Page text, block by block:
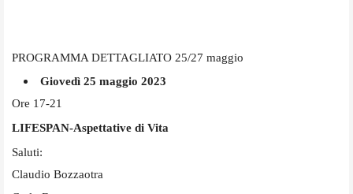
PROGRAMMA DETTAGLIATO 25/27 maggio
Giovedì 25 maggio 2023
Ore 17-21
LIFESPAN-Aspettative di Vita
Saluti:
Claudio Bozzaotra